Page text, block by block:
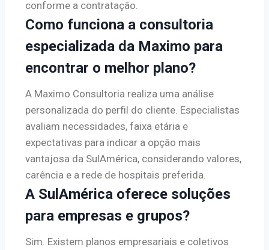
conforme a contratação.
Como funciona a consultoria
especializada da Maximo para
encontrar o melhor plano?
A Maximo Consultoria realiza uma análise
personalizada do perfil do cliente. Especialistas
avaliam necessidades, faixa etária e
expectativas para indicar a opção mais
vantajosa da SulAmérica, considerando valores,
carência e a rede de hospitais preferida.
A SulAmérica oferece soluções
para empresas e grupos?
Sim. Existem planos empresariais e coletivos